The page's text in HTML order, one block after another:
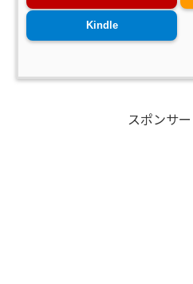
Kindle
スポンサ